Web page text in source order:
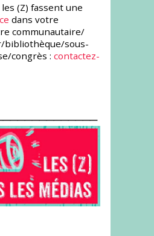
(Z) fassent une
dans votre
communautaire/
bibliothèque/sous-
congrès :contactez-